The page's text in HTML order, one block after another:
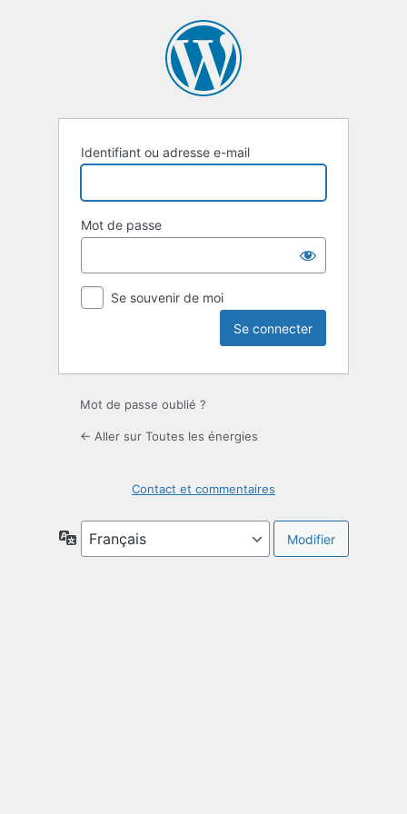
Identifiant ou adresse e-mail
Mot de passe
Se souvenir de moi
Mot de passe oublié ?
← Aller sur Toutes les énergies
Contact et commentaires
Langue